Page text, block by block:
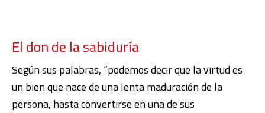
El don de la sabiduría
Según sus palabras, “podemos decir que la virtud es
un bien que nace de una lenta maduración de la
persona, hasta convertirse en una de sus